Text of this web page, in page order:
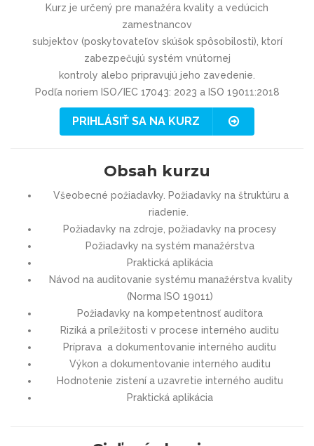
Kurz je určený pre manažéra kvality a vedúcich
zamestnancov
subjektov (poskytovateľov skúšok spôsobilosti), ktorí
zabezpečujú systém vnútornej
kontroly alebo pripravujú jeho zavedenie.
Podľa noriem ISO/IEC 17043: 2023 a ISO 19011:2018
PRIHLÁSIŤ SA NA KURZ
Obsah kurzu
Všeobecné požiadavky. Požiadavky na štruktúru a
riadenie.
Požiadavky na zdroje, požiadavky na procesy
Požiadavky na systém manažérstva
Praktická aplikácia
Návod na auditovanie systému manažérstva kvality
(Norma ISO 19011)
Požiadavky na kompetentnosť audítora
Riziká a príležitosti v procese interného auditu
Príprava a dokumentovanie interného auditu
Výkon a dokumentovanie interného auditu
Hodnotenie zistení a uzavretie interného auditu
Praktická aplikácia